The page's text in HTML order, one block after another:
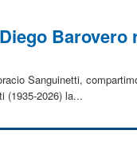
Barovero
Sanguinetti,
(1935-2026) la...